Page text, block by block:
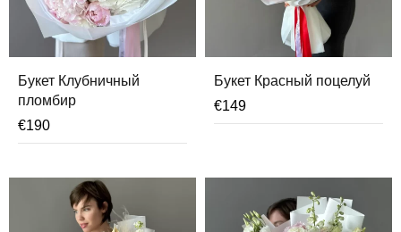
Букет Клубничный
пломбир
€190
Букет Красный поцелуй
€149